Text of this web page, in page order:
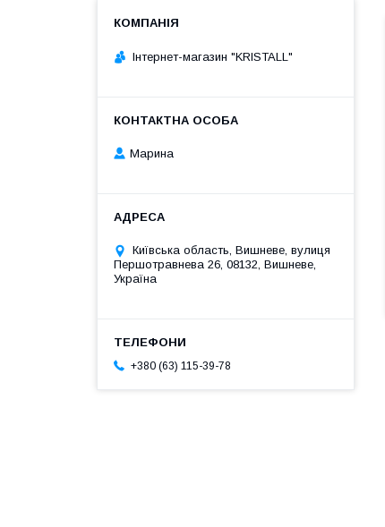
Інтернет-магазин "KRISTALL"
Марина
Київська область, Вишневе, вулиця
Першотравнева 26, 08132, Вишневе,
Україна
+380 (63) 115-39-78